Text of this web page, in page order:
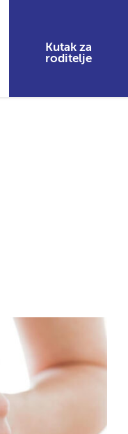
Kutak za
roditelje